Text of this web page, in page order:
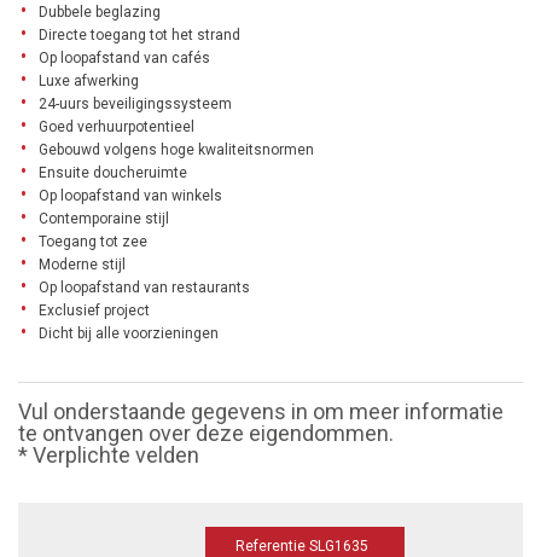
Dubbele beglazing
Directe toegang tot het strand
Op loopafstand van cafés
Luxe afwerking
24-uurs beveiligingssysteem
Goed verhuurpotentieel
Gebouwd volgens hoge kwaliteitsnormen
Ensuite doucheruimte
Op loopafstand van winkels
Contemporaine stijl
Toegang tot zee
Moderne stijl
Op loopafstand van restaurants
Exclusief project
Dicht bij alle voorzieningen
Vul onderstaande gegevens in om meer informatie
te ontvangen over deze eigendommen.
* Verplichte velden
Referentie SLG1635